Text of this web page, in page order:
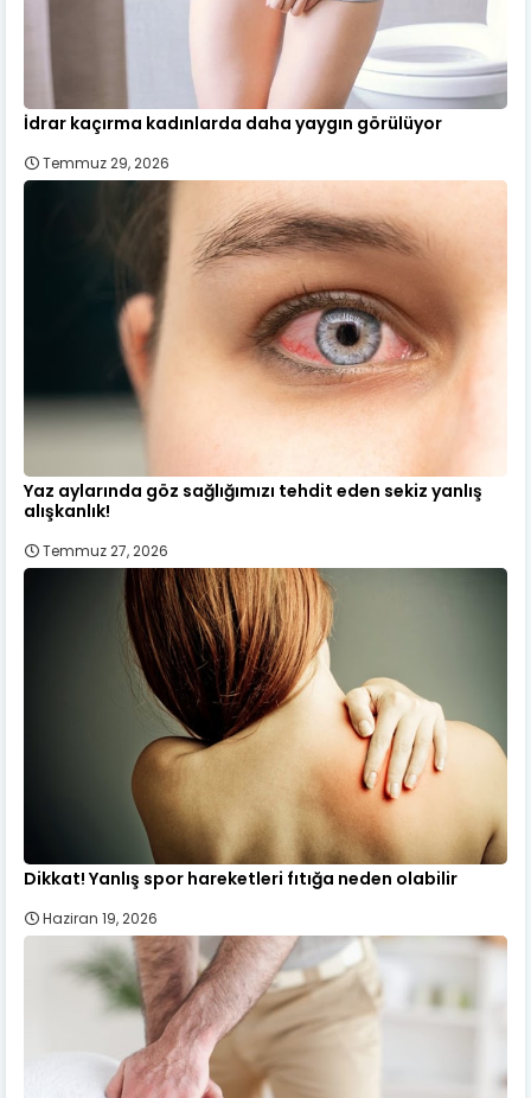
İdrar kaçırma kadınlarda daha yaygın görülüyor
Temmuz 29, 2026
Yaz aylarında göz sağlığımızı tehdit eden sekiz yanlış
alışkanlık!
Temmuz 27, 2026
Dikkat! Yanlış spor hareketleri fıtığa neden olabilir
Haziran 19, 2026